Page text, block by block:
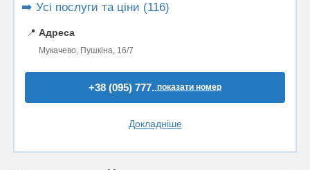
➡️ Усі послуги та ціни (116)
📍 Адреса
Мукачево, Пушкіна, 16/7
+38 (095) 777..показати номер
Докладніше